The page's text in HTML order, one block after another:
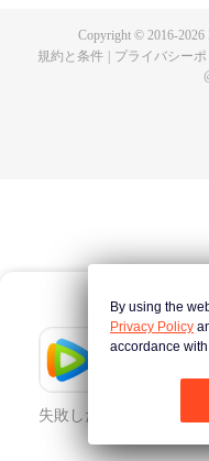
Tencent
失敗したとき、 こちら
Copyright © 2016-2026
規約と条件
プライバシー
By using the
Privacy Policy
accordance